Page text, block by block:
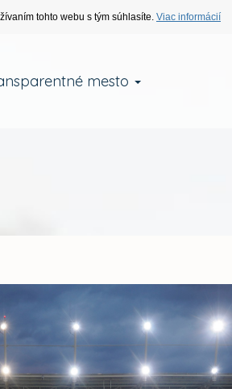
tohto webu s tým súhlasíte. Viac informácií
mesto